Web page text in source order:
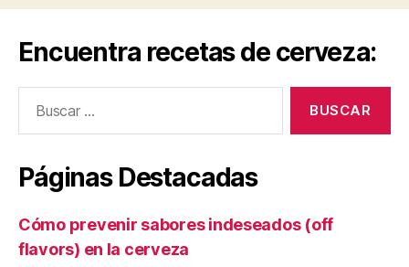
Encuentra recetas de cerveza:
Páginas Destacadas
Cómo prevenir sabores indeseados (off
flavors) en la cerveza